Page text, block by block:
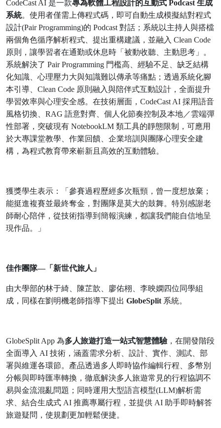
CodeCast AI 是一款專為軟體工程設計的互動式 Podcast生成
系統。使用者僅需上傳程式碼，即可自動生成模擬結對程式
設計(Pair Programming)的 Podcast對話；系統以主持人與搭檔
兩個角色循序解析程式、提出重構建議，並融入 Clean Code
原則，讓學習者在通勤或休息時「被動收聽、主動思考」。
系統解決了 Pair Programming 門檻高、經驗不足、缺乏結構
化知識、心理壓力大與知識難以傳承等痛點；透過系統化腳
本引導、 Clean Code 原則融入與陪伴式互動設計，全面提升
學習效率與心理安全感。在技術層面， CodeCast AI 採用語音
風格切換、 RAG 語意對齊、個人化節奏控制及本地／雲端彈
性部署，突破現有 NotebookLM 類工具的靜態限制，可應用
於大專課堂教學、作業回饋、企業培訓與團隊心理安全建
構，為程式教育帶來嶄新且高效的互動體驗。
獲獎學生表示：「參賽過程歷經多次瓶頸，曾一度想放棄；
能挺進複賽並最終奪金，對團隊是莫大的鼓舞。特別感謝老
師耐心陪伴，從技術指導到簡報演練，都讓我們能自信地呈
現作品。」
佳作團隊—「新世代旅人」
由大學部的林于綺、陳芷歆、廖佑栩、李映嫻四位同學組
成，同樣在劉明機老師指導下提出 GlobeSplit 系統。
GlobeSplit App 為多人旅遊打造一站式智慧體驗，在開發階段
全面導入 AI 技術，涵蓋需求分析、設計、實作、測試、部
署與維運各環節。產品透過多人即時協作編輯行程、多幣別
分帳與即時匯率轉換，徹底解決多人旅遊常見的行程協調不
易與金流混亂問題；同時運用大型語言模型(LLM)解析需
求、結合生成式 AI 推薦專屬行程，並提供 AI 助手即時解答
旅遊疑問，使規劃更加輕鬆便捷。